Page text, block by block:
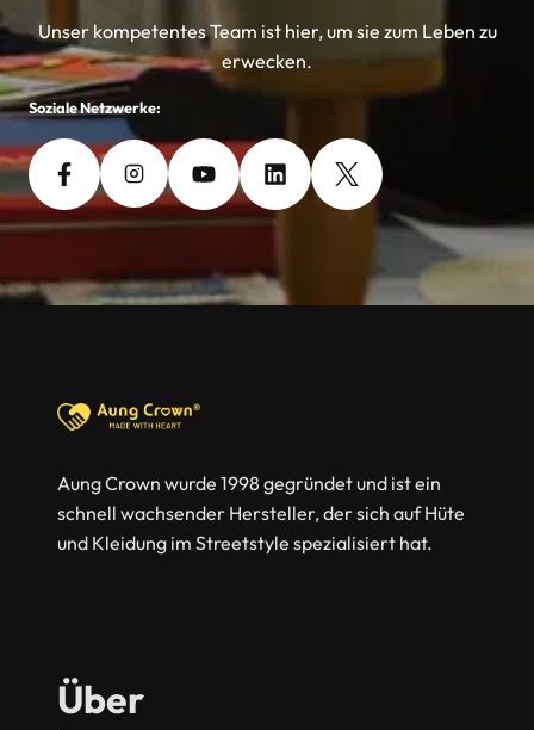
Unser kompetentes Team ist hier, um sie zum Leben zu
erwecken.
Soziale Netzwerke:
Aung Crown wurde 1998 gegründet und ist ein
schnell wachsender Hersteller, der sich auf Hüte
und Kleidung im Streetstyle spezialisiert hat.
Über